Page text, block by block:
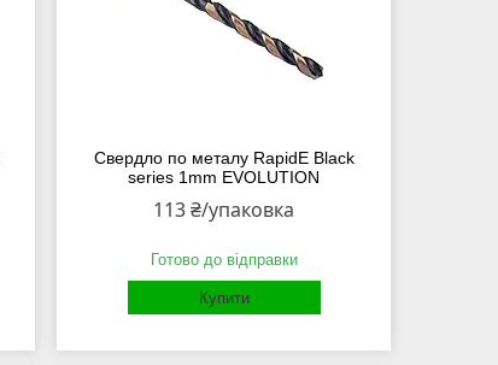
Свердло по металу RapidE Black
series 1mm EVOLUTION
113 ₴/упаковка
Готово до відправки
Купити